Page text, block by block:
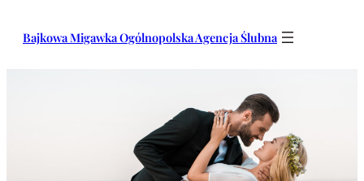
Bajkowa Migawka Ogólnopolska Agencja Ślubna